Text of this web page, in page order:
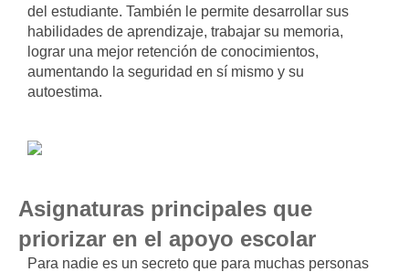
del estudiante. También le permite desarrollar sus
habilidades de aprendizaje, trabajar su memoria,
lograr una mejor retención de conocimientos,
aumentando la seguridad en sí mismo y su
autoestima.
Asignaturas principales que
priorizar en el apoyo escolar
Para nadie es un secreto que para muchas personas